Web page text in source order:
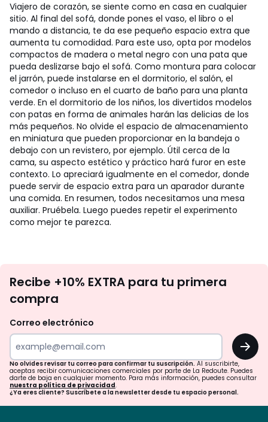
Viajero de corazón, se siente como en casa en cualquier
sitio. Al final del sofá, donde pones el vaso, el libro o el
mando a distancia, te da ese pequeño espacio extra que
aumenta tu comodidad. Para este uso, opta por modelos
compactos de madera o metal negro con una pata que
pueda deslizarse bajo el sofá. Como montura para colocar
el jarrón, puede instalarse en el dormitorio, el salón, el
comedor o incluso en el cuarto de baño para una planta
verde. En el dormitorio de los niños, los divertidos modelos
con patas en forma de animales harán las delicias de los
más pequeños. No olvide el espacio de almacenamiento
en miniatura que pueden proporcionar en la bandeja o
debajo con un revistero, por ejemplo. Útil cerca de la
cama, su aspecto estético y práctico hará furor en este
contexto. Lo apreciará igualmente en el comedor, donde
puede servir de espacio extra para un aparador durante
una comida. En resumen, todos necesitamos una mesa
auxiliar. Pruébela. Luego puedes repetir el experimento
como mejor te parezca.
te
tu
para
confirmar
tu
suscripción.
Recibe +10% EXTRA para tu primera
compra
Correo electrónico
OK
No olvides revisar tu correo para confirmar tu suscripción. Al suscribirte,
aceptas recibir comunicaciones comerciales por parte de La Redoute. Puedes
darte de baja en cualquier momento. Para más información, puedes consultar
nuestra política de privacidad.
¿Ya eres cliente? Suscríbete a la newsletter desde tu espacio personal.